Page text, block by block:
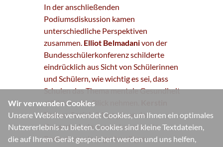
Wir verwenden Cookies
Unsere Website verwendet Cookies, um Ihnen ein optimales
Nutzererlebnis zu bieten. Cookies sind kleine Textdateien,
die auf Ihrem Gerät gespeichert werden und uns helfen,
In der anschließenden
Podiumsdiskussion kamen
unterschiedliche Perspektiven
zusammen. Elliot Belmadanivon der
Bundesschülerkonferenz schilderte
eindrücklich aus Sicht von Schülerinnen
und Schülern, wie wichtig es sei, dass
Schulen das Thema mentale Gesundheit
stärker in den Blick nehmen.
Peiker, Sozialpädagogin an der
Gesamtschule Saarn, betonte die
Bedeutung niedrigschwelliger